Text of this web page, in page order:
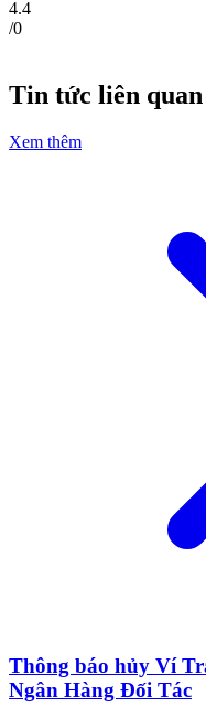
4.4
/0
Tin tức liên quan
Xem thêm
Thông báo hủy Ví
Ngân Hàng Đối Tác